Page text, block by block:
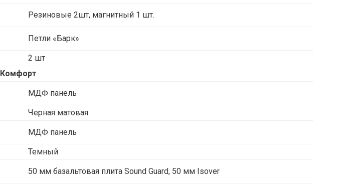
Резиновые 2шт, магнитный 1 шт.
Петли «Барк»
2 шт
Комфорт
МДФ панель
Черная матовая
МДФ панель
Темный
50 мм базальтовая плита Sound Guard, 50 мм Isover